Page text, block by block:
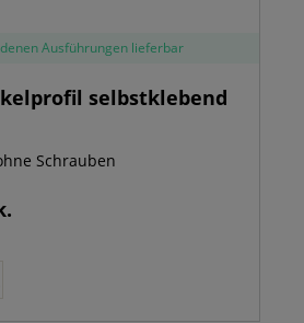
Ausführungen lieferbar
selbstklebend
Schrauben